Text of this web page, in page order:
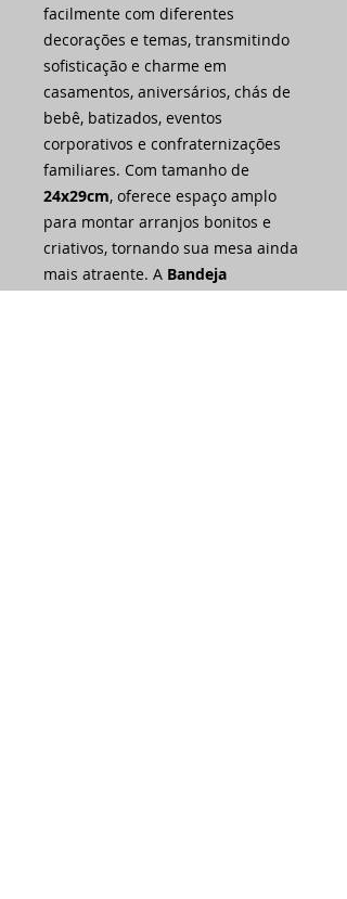
facilmente com diferentes
decorações e temas, transmitindo
sofisticação e charme em
casamentos, aniversários, chás de
bebê, batizados, eventos
corporativos e confraternizações
familiares. Com tamanho de
24x29cm, oferece espaço amplo
para montar arranjos bonitos e
criativos, tornando sua mesa ainda
mais atraente. A Bandeja